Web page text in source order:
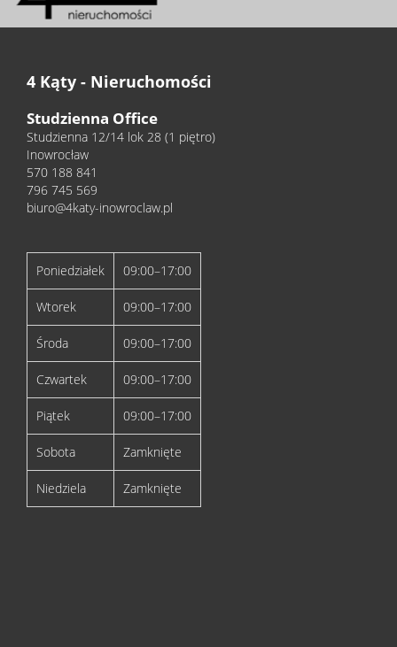
4 Kąty - Nieruchomości
Studzienna Office
Studzienna 12/14 lok 28 (1 piętro)
Inowrocław
570 188 841
796 745 569
biuro@4katy-inowroclaw.pl
Poniedziałek 09:00–17:00
Wtorek 09:00–17:00
Środa 09:00–17:00
Czwartek 09:00–17:00
Piątek 09:00–17:00
Sobota Zamknięte
Niedziela Zamknięte